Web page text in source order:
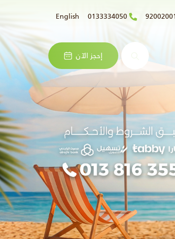
0133334050
English
إحجز الآن